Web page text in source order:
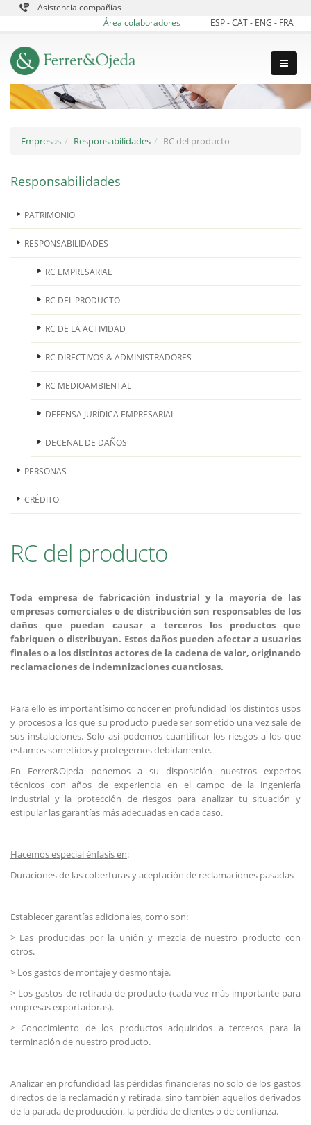
Asistencia compañías
Área colaboradores
ESP-CAT- ENG - FRA
Empresas Responsabilidades RC del producto
Responsabilidades
PATRIMONIO
RESPONSABILIDADES
RC EMPRESARIAL
RC DEL PRODUCTO
RC DE LA ACTIVIDAD
RC DIRECTIVOS & ADMINISTRADORES
RC MEDIOAMBIENTAL
DEFENSA JURÍDICA EMPRESARIAL
DECENAL DE DAÑOS
PERSONAS
CRÉDITO
RC del producto
Toda empresa de fabricación industrial y la mayoría de las
empresas comerciales o de distribución son responsables de los
daños que puedan causar a terceros los productos que
fabriquen o distribuyan. Estos daños pueden afectar a usuarios
finales o a los distintos actores de la cadena de valor, originando
reclamaciones de indemnizaciones cuantiosas.
Para ello es importantísimo conocer en profundidad los distintos usos
y procesos a los que su producto puede ser sometido una vez sale de
sus instalaciones. Solo así podemos cuantificar los riesgos a los que
estamos sometidos y protegernos debidamente.
En Ferrer&Ojeda ponemos a su disposición nuestros expertos
técnicos con años de experiencia en el campo de la ingeniería
industrial y la protección de riesgos para analizar tu situación y
estipular las garantías más adecuadas en cada caso.
Hacemos especial énfasis en:
Duraciones de las coberturas y aceptación de reclamaciones pasadas
Establecer garantías adicionales, como son:
> Las producidas por la unión y mezcla de nuestro producto con
otros.
> Los gastos de montaje y desmontaje.
> Los gastos de retirada de producto (cada vez más importante para
empresas exportadoras).
> Conocimiento de los productos adquiridos a terceros para la
terminación de nuestro producto.
Analizar en profundidad las pérdidas financieras no solo de los gastos
directos de la reclamación y retirada, sino también aquellos derivados
de la parada de producción, la pérdida de clientes o de confianza.